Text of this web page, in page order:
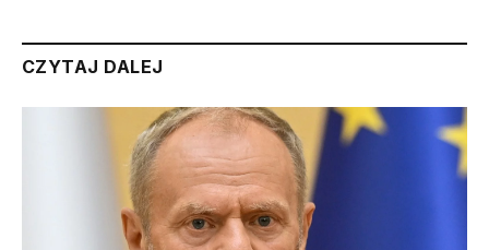
CZYTAJ DALEJ